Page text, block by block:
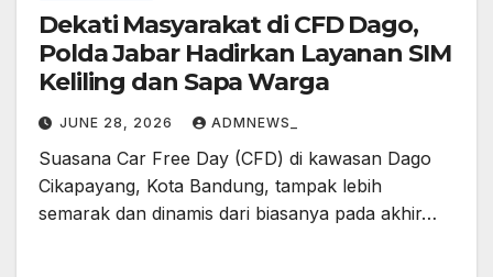
Dekati Masyarakat di CFD Dago,
Polda Jabar Hadirkan Layanan SIM
Keliling dan Sapa Warga
JUNE 28, 2026 ADMNEWS_
Suasana Car Free Day (CFD) di kawasan Dago
Cikapayang, Kota Bandung, tampak lebih
semarak dan dinamis dari biasanya pada akhir…